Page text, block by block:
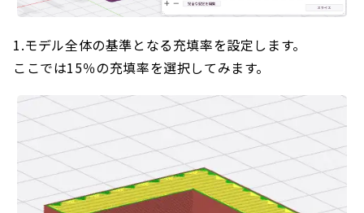
1.モデル全体の基準となる充填率を設定します。
ここでは15％の充填率を選択してみます。